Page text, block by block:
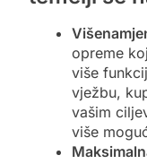
opreme
više
vježbu,
vašim
više